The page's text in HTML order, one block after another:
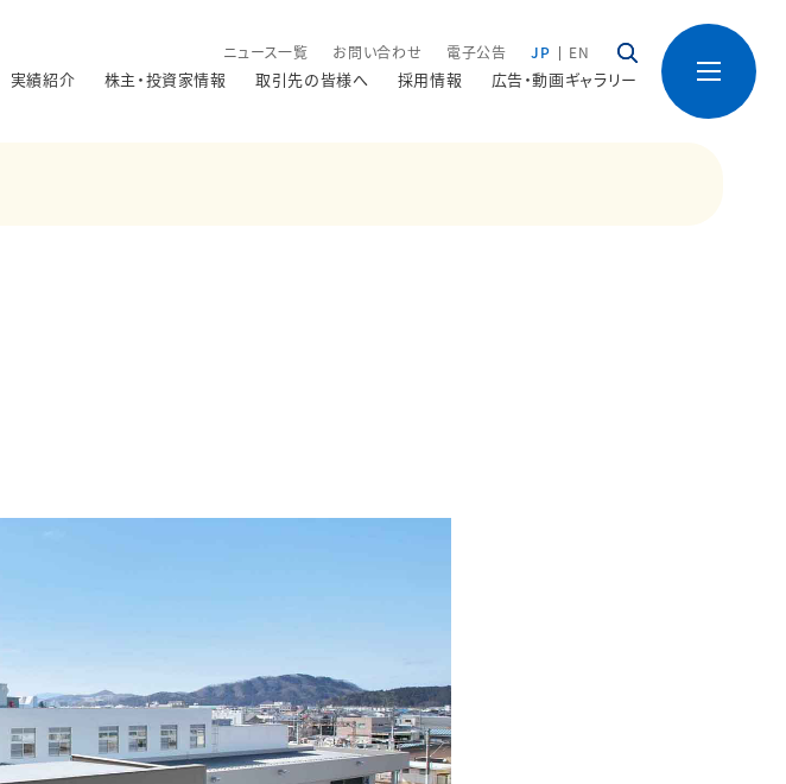
ニュース一覧 お問い合わせ 電子公告 JP EN
実績紹介 株主・投資家情報 取引先の皆様へ 採用情報 広告・動画ギャラリー